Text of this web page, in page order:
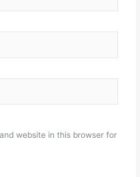
website in this browser for